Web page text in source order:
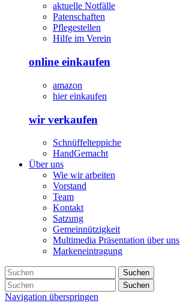
aktuelle Notfälle
Patenschaften
Pflegestellen
Hilfe im Verein
online einkaufen
amazon
hier einkaufen
wir verkaufen
Schnüffelteppiche
HandGemacht
Über uns
Wie wir arbeiten
Vorstand
Team
Kontakt
Satzung
Gemeinnützigkeit
Multimedia Präsentation über uns
Markeneintragung
Suchen
Suchen
Navigation überspringen